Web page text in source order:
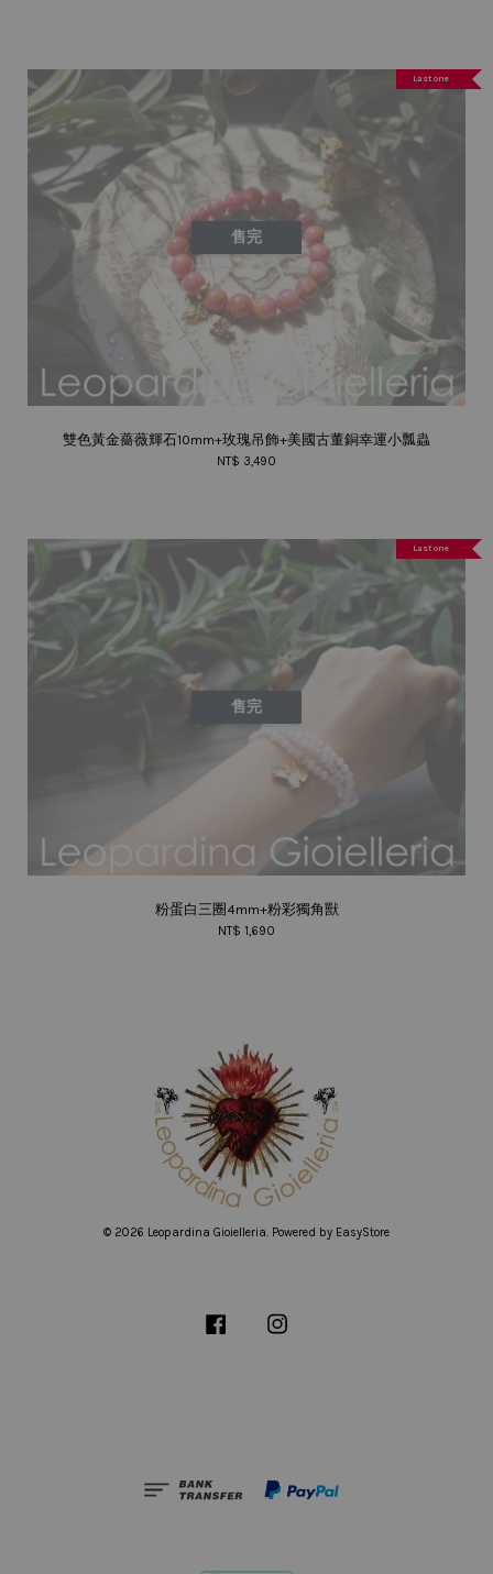
售完
Last one
雙色黃金薔薇輝石10mm+玫瑰吊飾+美國古董銅幸運小瓢蟲
NT$ 3,490
售完
Last one
粉蛋白三圈4mm+粉彩獨角獸
NT$ 1,690
© 2026 Leopardina Gioielleria. Powered by EasyStore
Facebook